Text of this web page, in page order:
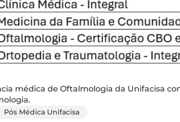
médica de Oftalmologia da Unifacisa
Pós Médica Unifacisa